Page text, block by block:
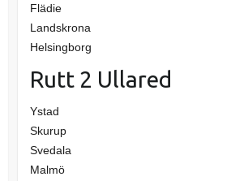
Flädie
Landskrona
Helsingborg
Rutt 2 Ullared
Ystad
Skurup
Svedala
Malmö